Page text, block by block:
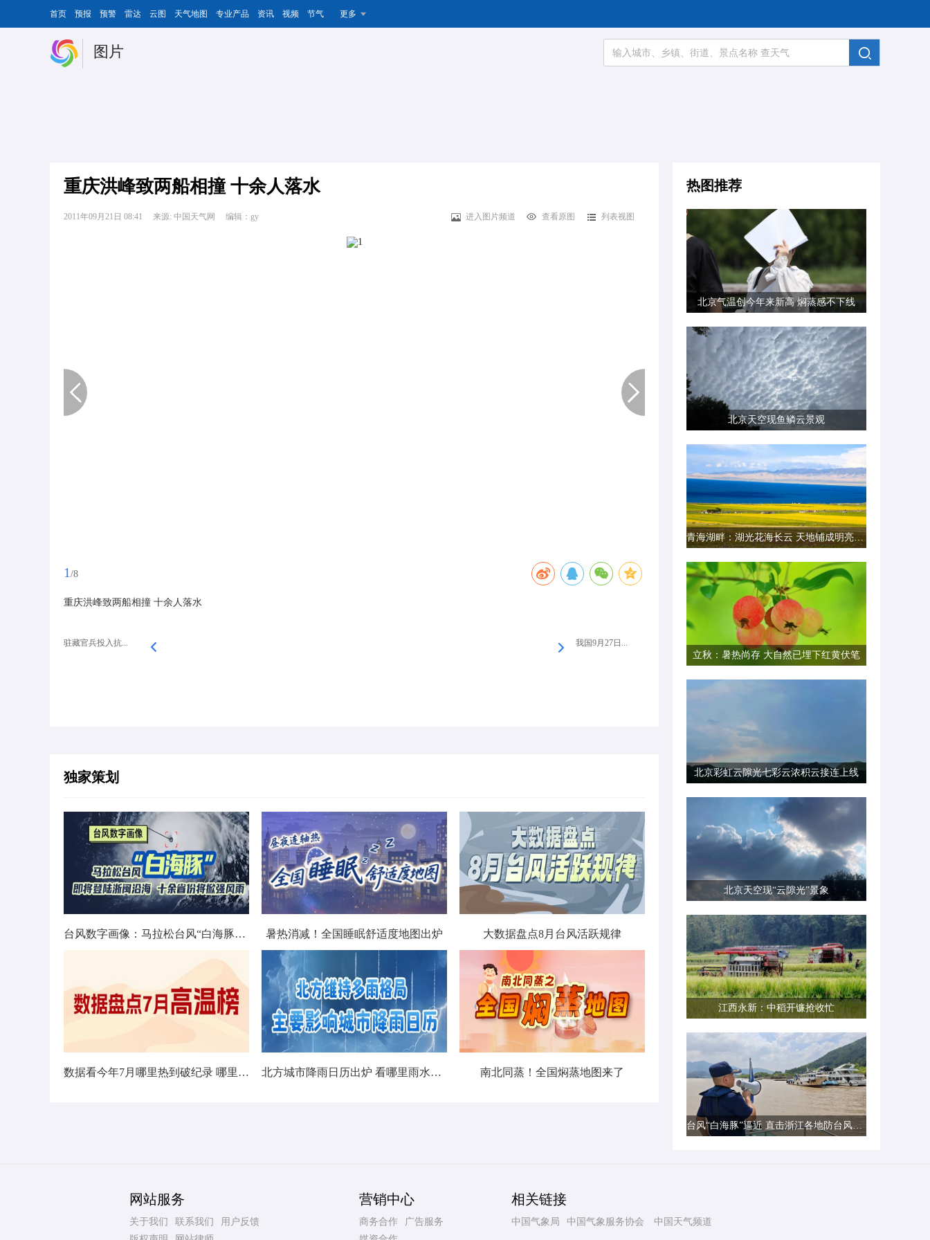
首页 预报 预警 雷达 云图 天气地图 专业产品 资讯 视频 节气 更多
图片
重庆洪峰致两船相撞 十余人落水
2011年09月21日 08:41 来源: 中国天气网 编辑：gy 进入图片频道 查看原图 列表视图
1 /8
重庆洪峰致两船相撞 十余人落水
驻藏官兵投入抗... 我国9月27日...
独家策划
台风数字画像：马拉松台风“白海豚”将影响十余省份 暑热消减！全国睡眠舒适度地图出炉 大数据盘点8月台风活跃规律
数据看今年7月哪里热到破纪录 哪里暑热连轴转 北方城市降雨日历出炉 看哪里雨水超长待机 南北同蒸！全国焖蒸地图来了
热图推荐
北京气温创今年来新高 焖蒸感不下线
北京天空现鱼鳞云景观
青海湖畔：湖光花海长云 天地铺成明亮画卷
立秋：暑热尚存 大自然已埋下红黄伏笔
北京彩虹云隙光七彩云浓积云接连上线
北京天空现“云隙光”景象
江西永新：中稻开镰抢收忙
台风“白海豚”逼近 直击浙江各地防台风一线现场
网站服务
关于我们 联系我们
用户反馈
营销中心
商务合作
广告服务
相关链接
中国气象局 中国气象服务协会 中国天气频道